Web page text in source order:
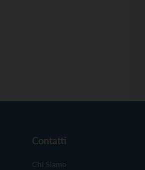
Contatti
Chi Siamo